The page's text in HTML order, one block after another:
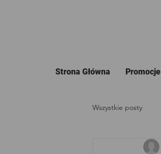
Strona Główna Promocje
Wszystkie posty